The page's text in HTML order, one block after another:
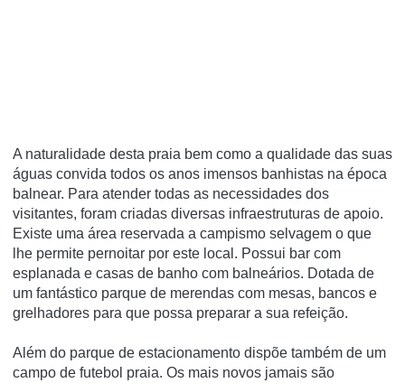
A naturalidade desta praia bem como a qualidade das suas
águas convida todos os anos imensos banhistas na época
balnear. Para atender todas as necessidades dos
visitantes, foram criadas diversas infraestruturas de apoio.
Existe uma área reservada a campismo selvagem o que
lhe permite pernoitar por este local. Possui bar com
esplanada e casas de banho com balneários. Dotada de
um fantástico parque de merendas com mesas, bancos e
grelhadores para que possa preparar a sua refeição.
Além do parque de estacionamento dispõe também de um
campo de futebol praia. Os mais novos jamais são